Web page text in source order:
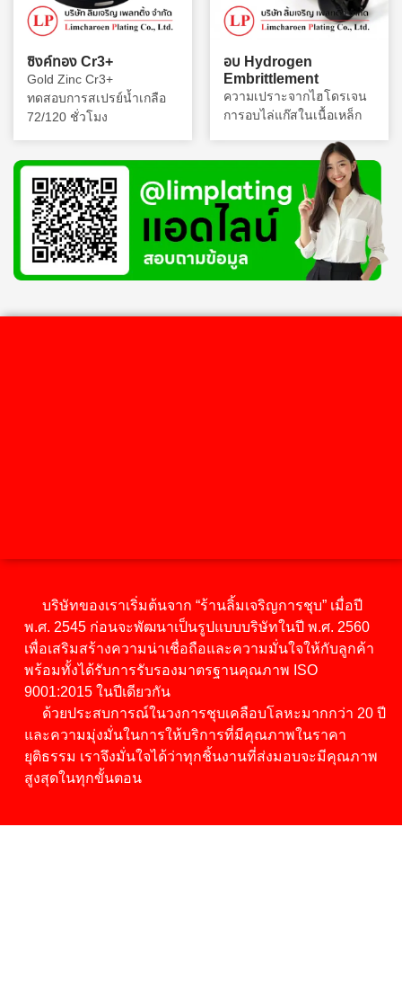
ซิงค์ทอง Cr3+
Gold Zinc Cr3+
ทดสอบการสเปรย์น้ำเกลือ
72/120 ชั่วโมง
อบ Hydrogen
Embrittlement
ความเปราะจากไฮโดรเจน
การอบไล่แก๊สในเนื้อเหล็ก
บริษัทของเราเริ่มต้นจาก “ร้านลิ้มเจริญการชุบ” เมื่อปี
พ.ศ. 2545 ก่อนจะพัฒนาเป็นรูปแบบบริษัทในปี พ.ศ. 2560
เพื่อเสริมสร้างความน่าเชื่อถือและความมั่นใจให้กับลูกค้า
พร้อมทั้งได้รับการรับรองมาตรฐานคุณภาพ ISO
9001:2015 ในปีเดียวกัน
ด้วยประสบการณ์ในวงการชุบเคลือบโลหะมากกว่า 20 ปี
และความมุ่งมั่นในการให้บริการที่มีคุณภาพในราคา
ยุติธรรม เราจึงมั่นใจได้ว่าทุกชิ้นงานที่ส่งมอบจะมีคุณภาพ
สูงสุดในทุกขั้นตอน